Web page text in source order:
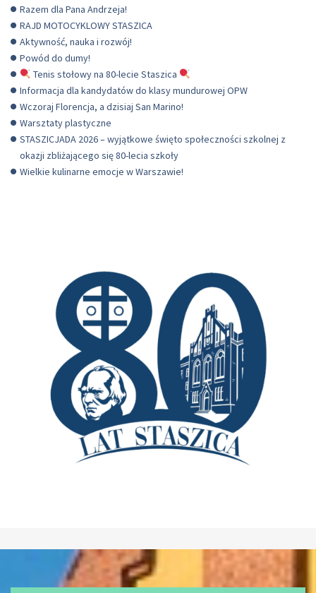
Razem dla Pana Andrzeja!
RAJD MOTOCYKLOWY STASZICA
Aktywność, nauka i rozwój!
Powód do dumy!
Tenis stołowy na 80-lecie Staszica
Informacja dla kandydatów do klasy mundurowej OPW
Wczoraj Florencja, a dzisiaj San Marino!
Warsztaty plastyczne
STASZICJADA 2026 – wyjątkowe święto społeczności szkolnej z
okazji zbliżającego się 80-lecia szkoły
Wielkie kulinarne emocje w Warszawie!